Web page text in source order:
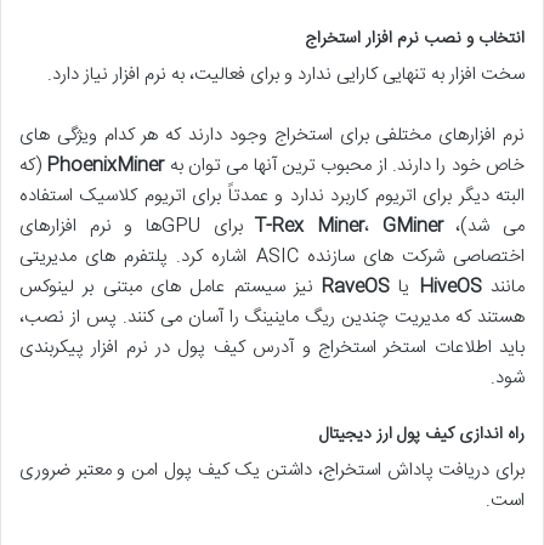
انتخاب و نصب نرم افزار استخراج
سخت افزار به تنهایی کارایی ندارد و برای فعالیت، به نرم افزار نیاز دارد.
نرم افزارهای مختلفی برای استخراج وجود دارند که هر کدام ویژگی های
خاص خود را دارند. از محبوب ترین آنها می توان بهPhoenixMiner (که
البته دیگر برای اتریوم کاربرد ندارد و عمدتاً برای اتریوم کلاسیک استفاده
می شد)،
T-Rex Miner، GMiner
برای GPUها و نرم افزارهای
اختصاصی شرکت های سازنده ASIC اشاره کرد. پلتفرم های مدیریتی
مانندHiveOS یا RaveOSنیز سیستم عامل های مبتنی بر لینوکس
هستند که مدیریت چندین ریگ ماینینگ را آسان می کنند. پس از نصب،
باید اطلاعات استخر استخراج و آدرس کیف پول در نرم افزار پیکربندی
شود.
راه اندازی کیف پول ارز دیجیتال
برای دریافت پاداش استخراج، داشتن یک کیف پول امن و معتبر ضروری
است.